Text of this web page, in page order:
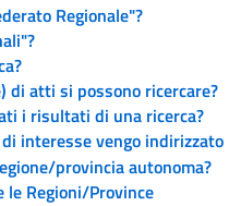
Regionale"?
di atti si possono ricercare?
i risultati di una ricerca?
interesse vengo indirizzato
provincia autonoma?
Regioni/Province